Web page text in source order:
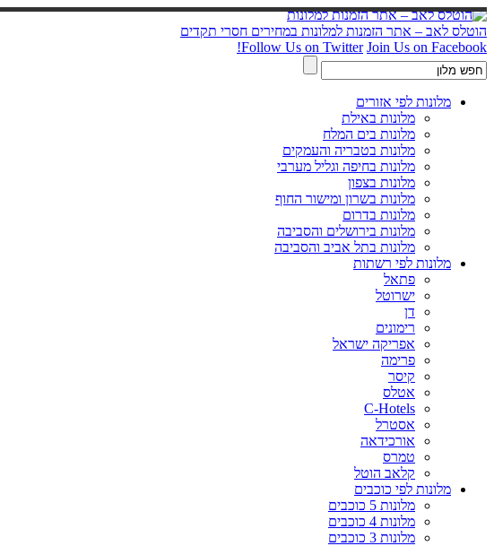
הוטלס לאב – אתר הזמנות למלונות במחירים חסרי תקדים
Follow Us on Twitter Join Us on Facebook!
מלונות לפי אזורים
מלונות באילת
מלונות בים המלח
מלונות בטבריה והעמקים
מלונות בחיפה וגליל מערבי
מלונות בצפון
מלונות בשרון ומישור החוף
מלונות בדרום
מלונות בירושלים והסביבה
מלונות בתל אביב והסביבה
מלונות לפי רשתות
פתאל
ישרוטל
דן
רימונים
אפריקה ישראל
פרימה
קיסר
אטלס
C-Hotels
אסטרל
אורכידאה
טמרס
קלאב הוטל
מלונות לפי כוכבים
מלונות 5 כוכבים
מלונות 4 כוכבים
מלונות 3 כוכבים